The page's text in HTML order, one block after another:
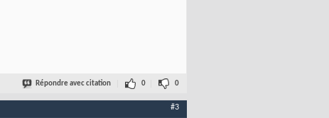
Répondre avec citation 0 0
#3